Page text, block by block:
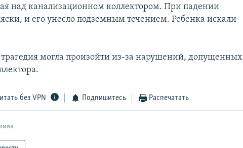
над канализационном коллектором. При падении
и его унесло подземным течением. Ребенка искали
трагедия могла произойти из-за нарушений, допущенных
без VPN Подпишитесь Распечатать